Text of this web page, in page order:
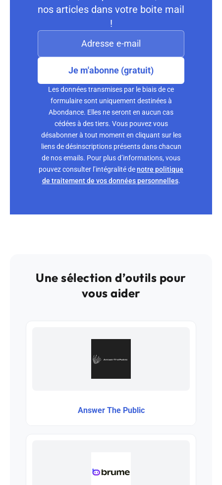
nos articles dans votre boite mail
!
Je m'abonne (gratuit)
Les données transmises par le biais de ce
formulaire sont uniquement destinées à
Abondance. Elles ne seront en aucun cas
cédées à des tiers. Vous pouvez vous
désabonner à tout moment en cliquant sur les
liens de désinscriptions présents dans chacun
de nos emails. Pour plus d’informations, vous
pouvez consulter l’intégralité denotre politique
de traitement de vos données personnelles.
Une sélection d’outils pour
vous aider
Answer The Public